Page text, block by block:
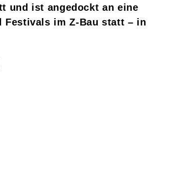
und ist angedockt an eine
Festivals im Z-Bau statt – in